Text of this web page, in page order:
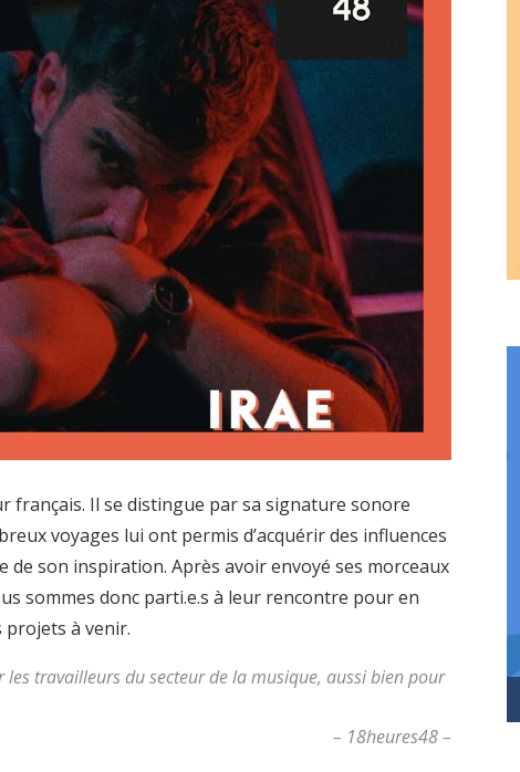
français. Il se distingue par sa signature sonore
voyages lui ont permis d’acquérir des influences
son inspiration. Après avoir envoyé ses morceaux
sommes donc parti.e.s à leur rencontre pour en
à venir.
travailleurs du secteur de la musique, aussi bien pour
– 18heures48 –